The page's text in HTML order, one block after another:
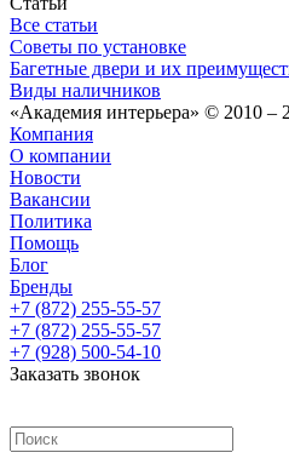
Все статьи
Советы по установке
Багетные двери и их
Виды наличников
«Академия интерьера» © 2010 –
Компания
О компании
Новости
Вакансии
Политика
Помощь
Блог
Бренды
+7 (872) 255-55-57
+7 (872) 255-55-57
+7 (928) 500-54-10
Заказать звонок